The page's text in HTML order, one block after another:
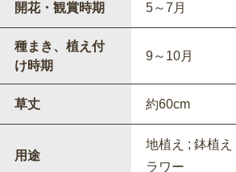
開花・観賞時期 5～7月
種まき、植え付
け時期
9～10月
草丈 約60cm
用途
地植え ; 鉢植え
ラワー